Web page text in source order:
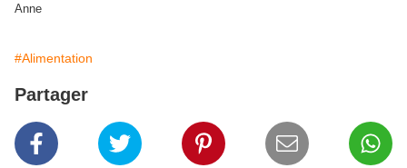
Anne
#Alimentation
Partager